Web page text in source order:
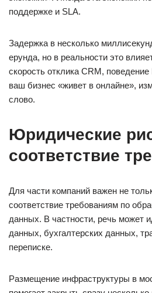
поддержке и SLA.
Задержка в несколько
ерунда, но в реальности это
скорость отклика CRM,
ваш бизнес «живет в онлайне»,
слово.
Юридические
соответствие
Для части компаний важен не
соответствие требованиям по
данных. В частности, речь может
данных, бухгалтерских данных,
переписке.
Размещение инфраструктуры в